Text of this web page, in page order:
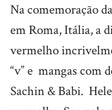
Na comemoração
em Roma, Itália, a
vermelho
“v” e mangas com
Sachin & Babi.